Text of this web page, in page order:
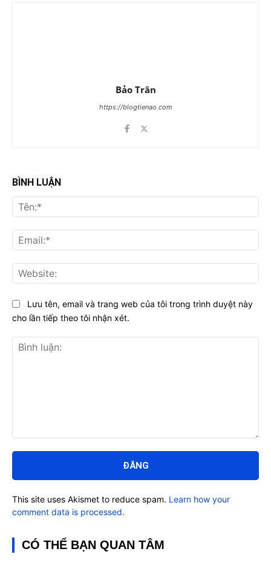
Bảo Trân
https://blogtienao.com
BÌNH LUẬN
luận:
Lưu tên, email và trang web của tôi trong trình duyệt này
cho lần tiếp theo tôi nhận xét.
This site uses Akismet to reduce spam. Learn how your
comment data is processed.
CÓ THỂ BẠN QUAN TÂM